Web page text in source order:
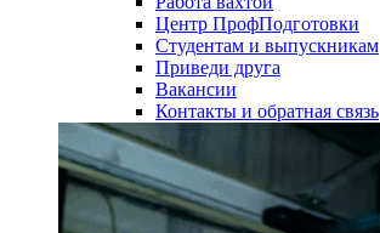
Центр ПрофПодготовки
Студентам и выпускникам
Приведи друга
Вакансии
Контакты и обратная связь